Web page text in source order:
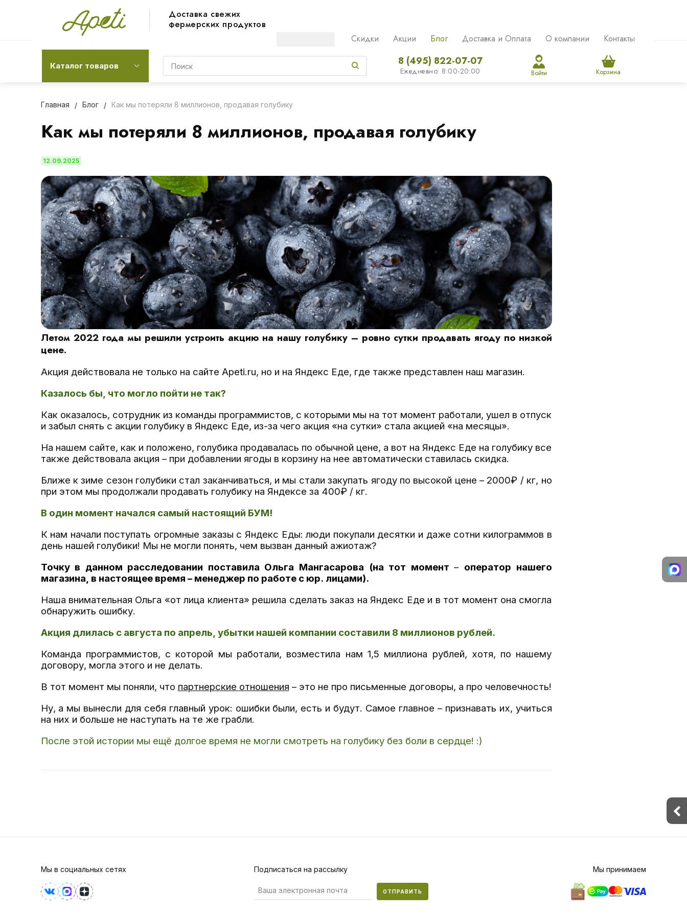
Доставка свежих
фермерских продуктов
Скидки Акции Блог Доставка и Оплата О компании Контакты
Каталог товаров 8 (495) 822-07-07
Ежедневно: 8:00-20:00 Войти Корзина
Главная Блог Как мы потеряли 8 миллионов, продавая голубику
Как мы потеряли 8 миллионов, продавая голубику
12.09.2025
Летом 2022 года мы решили устроить акцию на нашу голубику – ровно сутки продавать ягоду по низкой
цене.
Акция действовала не только на сайте Apeti.ru, но и на Яндекс Еде, где также представлен наш магазин.
Казалось бы, что могло пойти не так?
Как оказалось, сотрудник из команды программистов, с которыми мы на тот момент работали, ушел в отпуск
и забыл снять с акции голубику в Яндекс Еде, из-за чего акция «на сутки» стала акцией «на месяцы».
На нашем сайте, как и положено, голубика продавалась по обычной цене, а вот на Яндекс Еде на голубику все
также действовала акция – при добавлении ягоды в корзину на нее автоматически ставилась скидка.
Ближе к зиме сезон голубики стал заканчиваться, и мы стали закупать ягоду по высокой цене– 2000₽ / кг, но
при этом мы продолжали продавать голубику на Яндексе за 400₽ / кг.
В один момент начался самый настоящий БУМ!
К нам начали поступать огромные заказы с Яндекс Еды: люди покупали десятки и даже сотни килограммов в
день нашей голубики! Мы не могли понять, чем вызван данный ажиотаж?
Точку в данном расследовании поставила Ольга Мангасарова (на тот момент– оператор нашего
магазина, в настоящее время – менеджер по работе с юр. лицами).
Наша внимательная Ольга «от лица клиента» решила сделать заказ на Яндекс Еде и в тот момент она смогла
обнаружить ошибку.
Акция длилась с августа по апрель, убытки нашей компании составили 8 миллионов рублей.
Команда программистов, с которой мы работали, возместила нам 1,5 миллиона рублей, хотя, по нашему
договору, могла этого и не делать.
В тот момент мы поняли, что партнерские отношения – это не про письменные договоры, а про человечность!
Ну, а мы вынесли для себя главный урок: ошибки были, есть и будут. Самое главное – признавать их, учиться
на них и больше не наступать на те же грабли.
После этой истории мы ещё долгое время не могли смотреть на голубику без боли в сердце! :)
Мы в социальных сетях Подписаться на рассылку
ОТПРАВИТЬ
Мы принимаем